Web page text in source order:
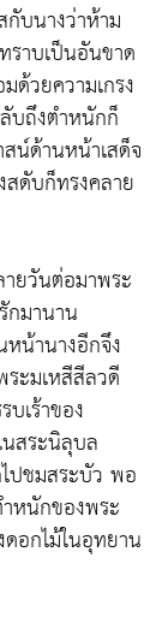
กับนางว่าห้าม
ราบเป็นอันขาด
วยความเกรง
บถึงตำหนักก็
น์ด้านหน้าเสด็จ
ดับก็ทรงคลาย
ยวันต่อมาพระ
กมานาน
หน้านางอีกจึง
ระมเหสีสีลวดี
เร้าของ
สระนิลุบล
ปชมสระบัว พอ
หนักของพระ
อกไม้ในอุทยาน